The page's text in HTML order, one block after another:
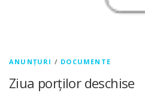
ANUNȚURI / DOCUMENTE
Ziua porților deschise